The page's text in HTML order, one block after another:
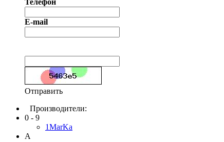
Телефон
E-mail
Отправить
Производители:
0 - 9
1MarKa
A